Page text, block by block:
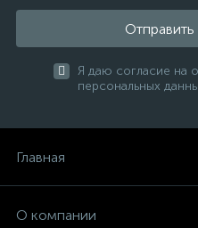
Я даю согласие на
персональных
Главная
О компании